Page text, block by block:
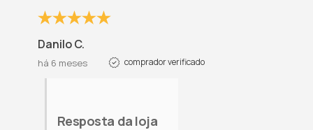
Danilo C.
há 6 meses comprador verificado
Resposta da loja